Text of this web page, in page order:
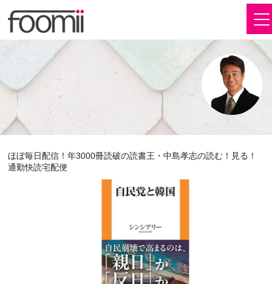
ほぼ毎日配信！年3000冊読破の読書王・中島孝志の読む！見る！
通勤快読宅配便